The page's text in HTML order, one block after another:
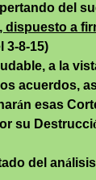
del
dispuesto a
3-8-15)
a la
acuerdos,
án esas
su Destrucci
del aná